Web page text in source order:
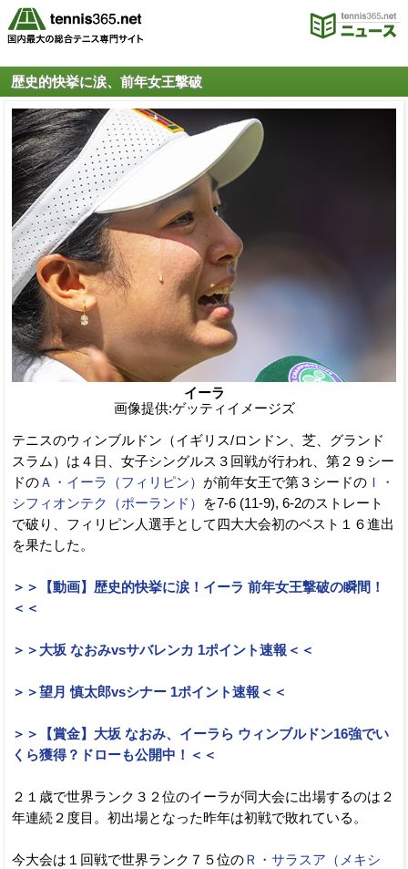
歴史的快挙に涙、前年女王撃破
イーラ
画像提供:ゲッティイメージズ
テニスのウィンブルドン（イギリス/ロンドン、芝、グランド
スラム）は４日、女子シングルス３回戦が行われ、第２９シー
ドのＡ・イーラ（フィリピン） が前年女王で第３シードの Ｉ・
シフィオンテク（ポーランド）
を7-6 (11-9), 6-2のストレート
で破り、フィリピン人選手として四大大会初のベスト１６進出
を果たした。
＞＞【動画】歴史的快挙に涙！イーラ 前年女王撃破の瞬間！
＜＜
＞＞大坂 なおみvsサバレンカ 1ポイント速報＜＜
＞＞望月 慎太郎vsシナー 1ポイント速報＜＜
＞＞【賞金】大坂 なおみ、イーラら ウィンブルドン16強でい
くら獲得？ドローも公開中！＜＜
２１歳で世界ランク３２位のイーラが同大会に出場するのは２
年連続２度目。初出場となった昨年は初戦で敗れている。
今大会は１回戦で世界ランク７５位のＲ・サラスア（メキシ